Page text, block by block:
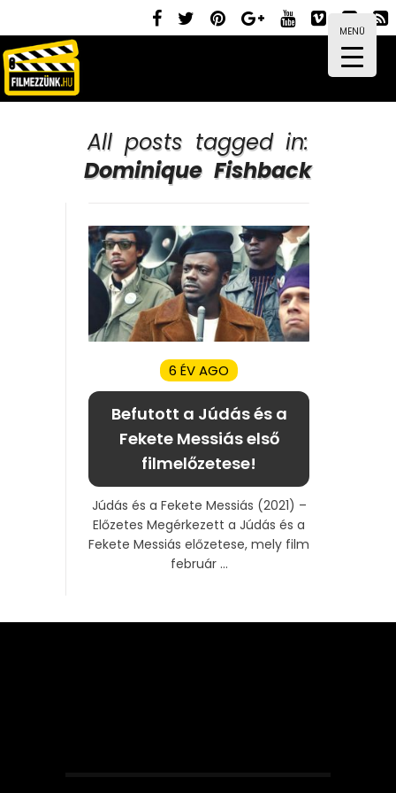
MENÜ
All posts tagged in:
Dominique Fishback
6 ÉV AGO
Befutott a Júdás és a
Fekete Messiás első
filmelőzetese!
Júdás és a Fekete Messiás (2021) –
Előzetes Megérkezett a Júdás és a
Fekete Messiás előzetese, mely film
február ...